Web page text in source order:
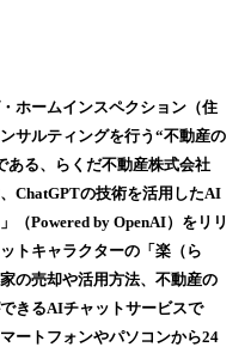
ホームインスペクション（住
サルティングを行う“不動産の
ある、らくだ不動産株式会社
ChatGPTの技術を活用したAI
（Powered by OpenAI）をリリ
トキャラクターの「楽（ら
の売却や活用方法、不動産の
きるAIチャットサービスで
ートフォンやパソコンから24